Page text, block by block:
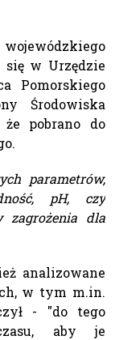
wojewódzkiego
się w Urzędzie
Pomorskiego
Środowiska
że pobrano do
parametrów,
pH, czy
zagrożenia dla
analizowane
w tym m.in.
- "do tego
aby je